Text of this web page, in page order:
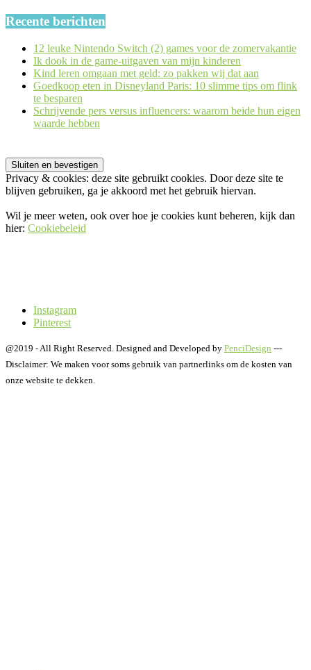
Recente berichten
12 leuke Nintendo Switch (2) games voor de zomervakantie
Ik dook in de game-uitgaven van mijn kinderen
Kind leren omgaan met geld: zo pakken wij dat aan
Goedkoop eten in Disneyland Paris: 10 slimme tips om flink
te besparen
Schrijvende pers versus influencers: waarom beide hun eigen
waarde hebben
Privacy & cookies: deze site gebruikt cookies. Door deze site te
blijven gebruiken, ga je akkoord met het gebruik hiervan.
Wil je meer weten, ook over hoe je cookies kunt beheren, kijk dan
hier: Cookiebeleid
Instagram
Pinterest
@2019 - All Right Reserved. Designed and Developed by PenciDesign ---
Disclaimer: We maken voor soms gebruik van partnerlinks om de kosten van
onze website te dekken.